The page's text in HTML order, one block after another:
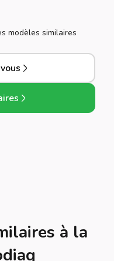
modèles similaires
à la